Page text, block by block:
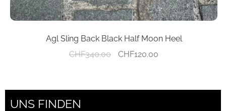
Agl Sling Back Black Half Moon Heel
CHF340.00
Ursprünglicher
CHF340.00
CHF120.00Aktueller
CHF120.00.
UNS FINDEN